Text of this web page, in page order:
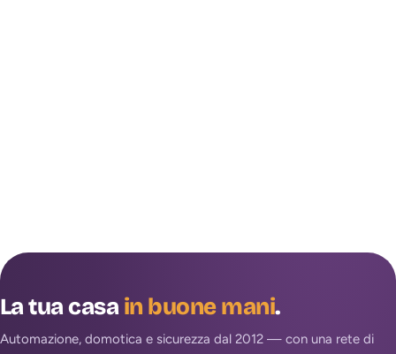
La tua casain buone mani.
Automazione, domotica e sicurezza dal 2012 — con una rete di